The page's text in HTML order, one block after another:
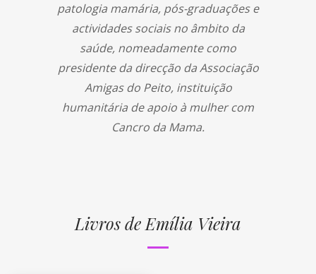
patologia mamária, pós-graduações e
actividades sociais no âmbito da
saúde, nomeadamente como
presidente da direcção da Associação
Amigas do Peito, instituição
humanitária de apoio à mulher com
Cancro da Mama.
Livros de Emília Vieira